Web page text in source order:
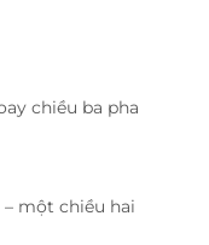
chiều ba pha
một chiều hai